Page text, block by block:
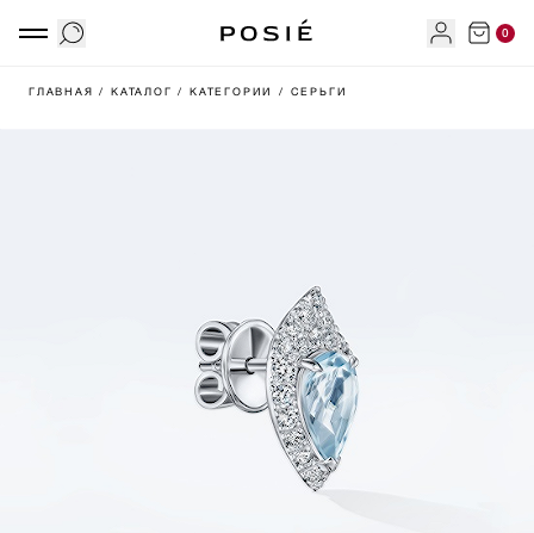
0
ГЛАВНАЯ/ КАТАЛОГ/ КАТЕГОРИИ/ СЕРЬГИ